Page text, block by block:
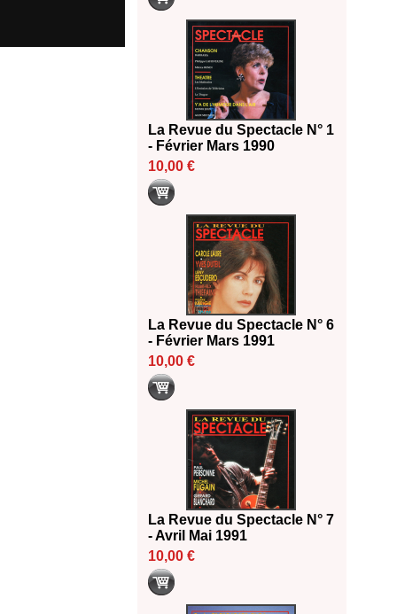
La Revue du Spectacle N° 1
- Février Mars 1990
10,00 €
La Revue du Spectacle N° 6
- Février Mars 1991
10,00 €
La Revue du Spectacle N° 7
- Avril Mai 1991
10,00 €